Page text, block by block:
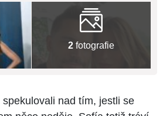
2 fotografie
nad tím, jestli se